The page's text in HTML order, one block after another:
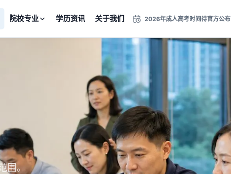
院校专业 学历资讯 关于我们 2026年成人高考时间待官方公布
围。